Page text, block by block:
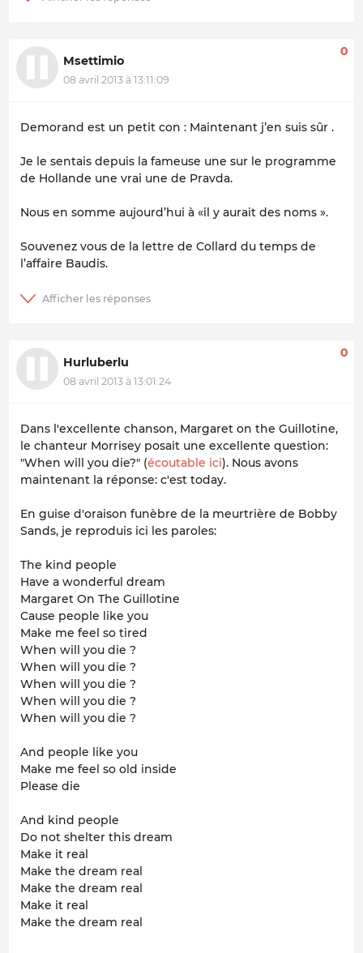
Msettimio
08 avril 2013 à 13:11:09
0
Demorand est un petit con : Maintenant j’en suis sûr .
Je le sentais depuis la fameuse une sur le programme
de Hollande une vrai une de Pravda.
Nous en somme aujourd’hui à «il y aurait des noms ».
Souvenez vous de la lettre de Collard du temps de
l’affaire Baudis.
Hurluberlu
08 avril 2013 à 13:01:24
0
Dans l'excellente chanson, Margaret on the Guillotine,
le chanteur Morrisey posait une excellente question:
"When will you die?" (écoutable ici). Nous avons
maintenant la réponse: c'est today.
En guise d'oraison funèbre de la meurtrière de Bobby
Sands, je reproduis ici les paroles:
The kind people
Have a wonderful dream
Margaret On The Guillotine
Cause people like you
Make me feel so tired
When will you die ?
When will you die ?
When will you die ?
When will you die ?
When will you die ?
And people like you
Make me feel so old inside
Please die
And kind people
Do not shelter this dream
Make it real
Make the dream real
Make the dream real
Make it real
Make the dream real